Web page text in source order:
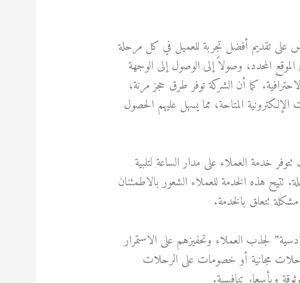
على تقديم أفضل تجربة للعميل في كل مرحلة
المحدد، وصولاً إلى الوصول إلى الوجهة
كما أن الشركة توفر طرق حجز مرنة،
المتاحة، مما يسهل عليهم الحصول
خدمة العملاء على مدار الساعة لتلبية
هذه الخدمة للعملاء الشعور بالاطمئنان
تتعلق بالخدمة.
لجذب العملاء وتحفيزهم على الاستمرار
مجانية أو خصومات على الرحلات